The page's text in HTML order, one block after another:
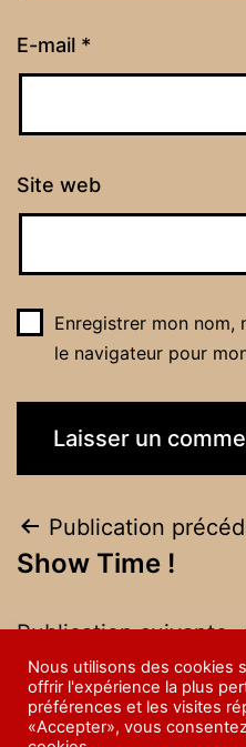
E-mail *
Site web
Enregistrer mon nom,
le navigateur pour
Publication
Show Time !
Publication suivante
Mâle de cœur
07 79 46 94 27
Nous utilisons des cookies
offrir l'expérience la plus
préférences et les visites
«Accepter», vous